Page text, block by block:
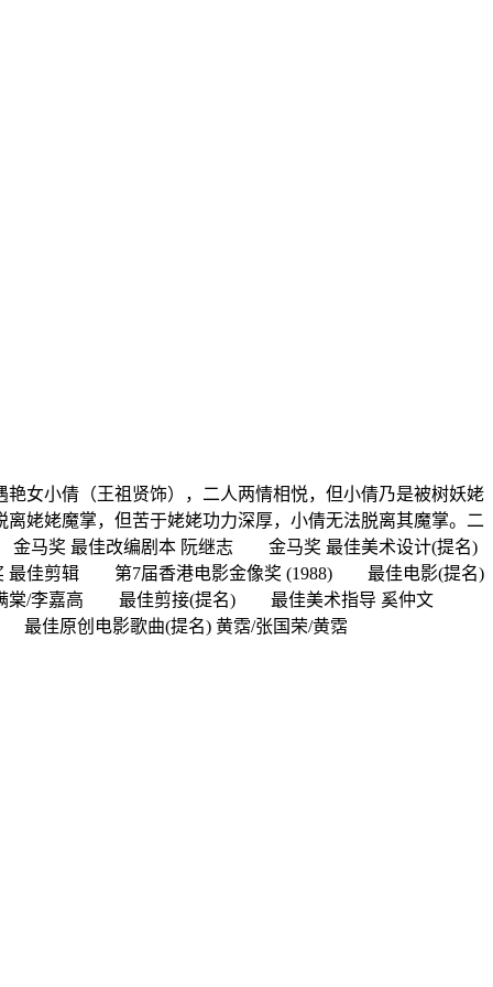
女小倩（王祖贤饰），二人两情相悦，但小倩乃是被树妖姥
姥姥魔掌，但苦于姥姥功力深厚，小倩无法脱离其魔掌。二
奖 最佳改编剧本 阮继志 金马奖 最佳美术设计(提名)
佳剪辑 第7届香港电影金像奖 (1988) 最佳电影(提名)
满棠/李嘉高 最佳剪接(提名) 最佳美术指导 奚仲文
佳原创电影歌曲(提名) 黄霑/张国荣/黄霑